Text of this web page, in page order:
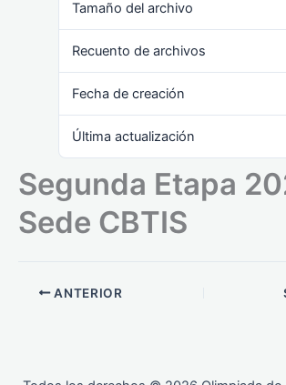
Tamaño del archivo
Recuento de archivos
Fecha de creación
Última actualización
Segunda Etapa
Sede CBTIS
ANTERIOR